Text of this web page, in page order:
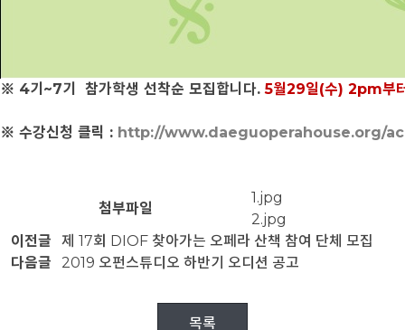
※ 4기~7기 참가학생 선착순 모집합니다.5월29일(수) 2pm부
※ 수강신청 클릭 : http://www.daeguoperahouse.org/
첨부파일
1.jpg
2.jpg
이전글
제 17회 DIOF 찾아가는 오페라 산책 참여 단체 모집
다음글
2019 오펀스튜디오 하반기 오디션 공고
목록